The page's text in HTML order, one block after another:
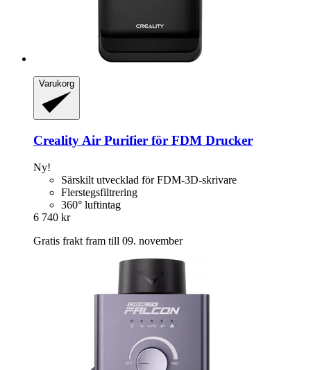
Varukorg
Creality Air Purifier för FDM Drucker
Ny!
Särskilt utvecklad för FDM-3D-skrivare
Flerstegsfiltrering
360° luftintag
6 740 kr
Gratis frakt fram till 09. november